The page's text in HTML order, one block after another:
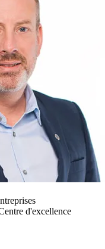
d'excellence